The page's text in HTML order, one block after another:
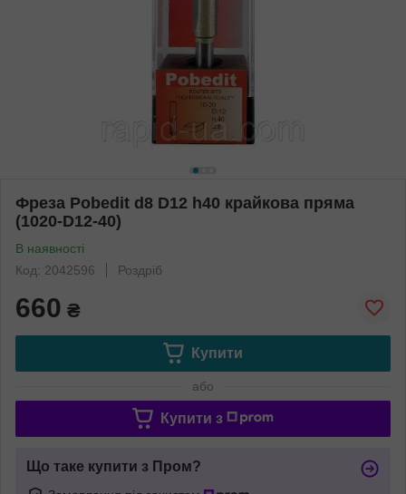
Фреза Pobedit d8 D12 h40 крайкова пряма
(1020-D12-40)
В наявності
Код: 2042596
Роздріб
660 ₴
Купити
або
Купити з
Що таке купити з Пром?